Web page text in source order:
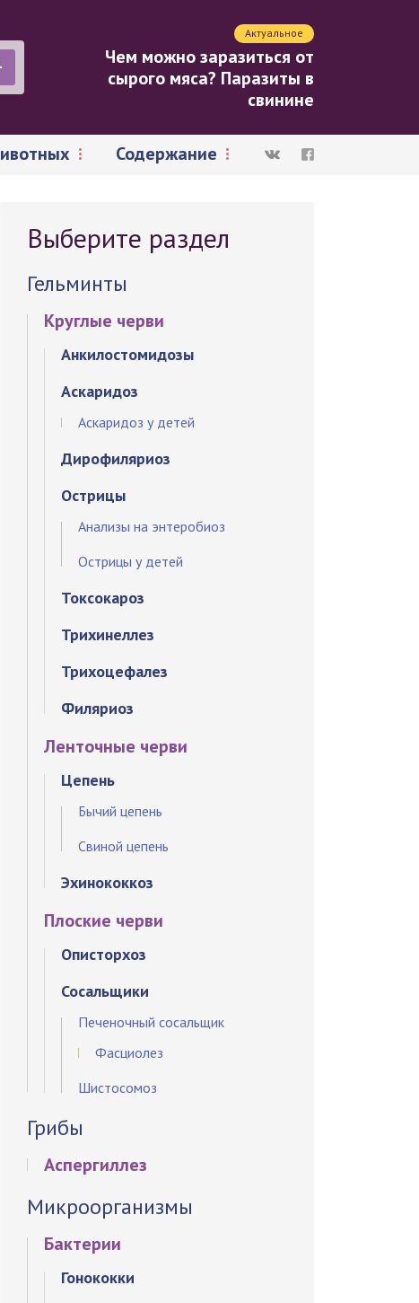
Актуальное
Чем можно заразиться от
сырого мяса? Паразиты в
свинине
Содержание
Выберите раздел
Гельминты
Круглые черви
Анкилостомидозы
Аскаридоз
Аскаридоз у детей
Дирофиляриоз
Острицы
Анализы на энтеробиоз
Острицы у детей
Токсокароз
Трихинеллез
Трихоцефалез
Филяриоз
Ленточные черви
Цепень
Бычий цепень
Свиной цепень
Эхинококкоз
Плоские черви
Описторхоз
Сосальщики
Печеночный сосальщик
Фасциолез
Шистосомоз
Грибы
Аспергиллез
Микроорганизмы
Бактерии
Гонококки